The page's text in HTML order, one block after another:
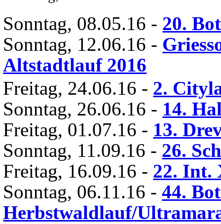
Sonntag, 08.05.16 - 20.
Sonntag, 12.06.16 -
Altstadtlauf 2016
Freitag, 24.06.16 - 2.
Sonntag, 26.06.16 - 14.
Freitag, 01.07.16 - 13.
Sonntag, 11.09.16 - 26.
Freitag, 16.09.16 - 22. Int.
Sonntag, 06.11.16 -44.
Herbstwaldlauf/